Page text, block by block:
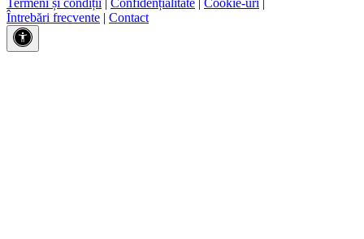
Întrebări frecvente | Contact